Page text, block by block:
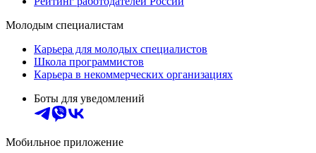
Молодым специалистам
Карьера для молодых специалистов
Школа программистов
Карьера в некоммерческих организациях
Боты для уведомлений
Мобильное приложение